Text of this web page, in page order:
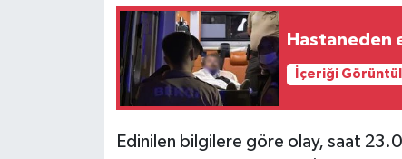
Hastaneden
İçeriği
Edinilen bilgilere göre olay, saat